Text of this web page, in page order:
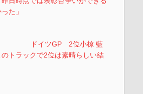
た」
ドイツGP 2位小椋 藍
のトラックで2位は素晴らしい結